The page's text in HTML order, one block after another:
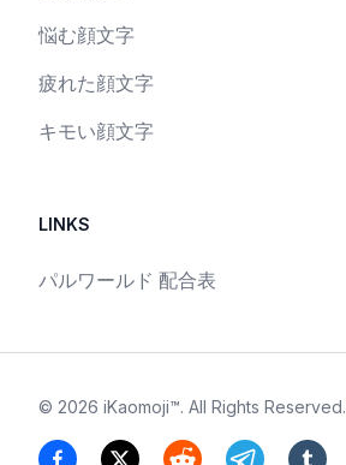
悩む顔文字
疲れた顔文字
キモい顔文字
LINKS
パルワールド 配合表
© 2026 iKaomoji™. All Rights Reserved.